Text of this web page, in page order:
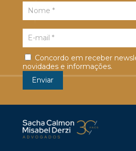
Concordo em receber
novidades e informações.